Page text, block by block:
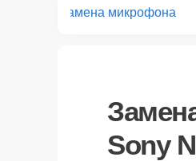
Замена микрофона
Sony